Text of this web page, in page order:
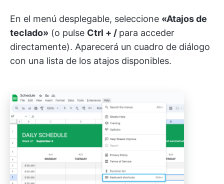
En el menú desplegable, seleccione «Atajos de
teclado» (o pulse Ctrl + / para acceder
directamente). Aparecerá un cuadro de diálogo
con una lista de los atajos disponibles.